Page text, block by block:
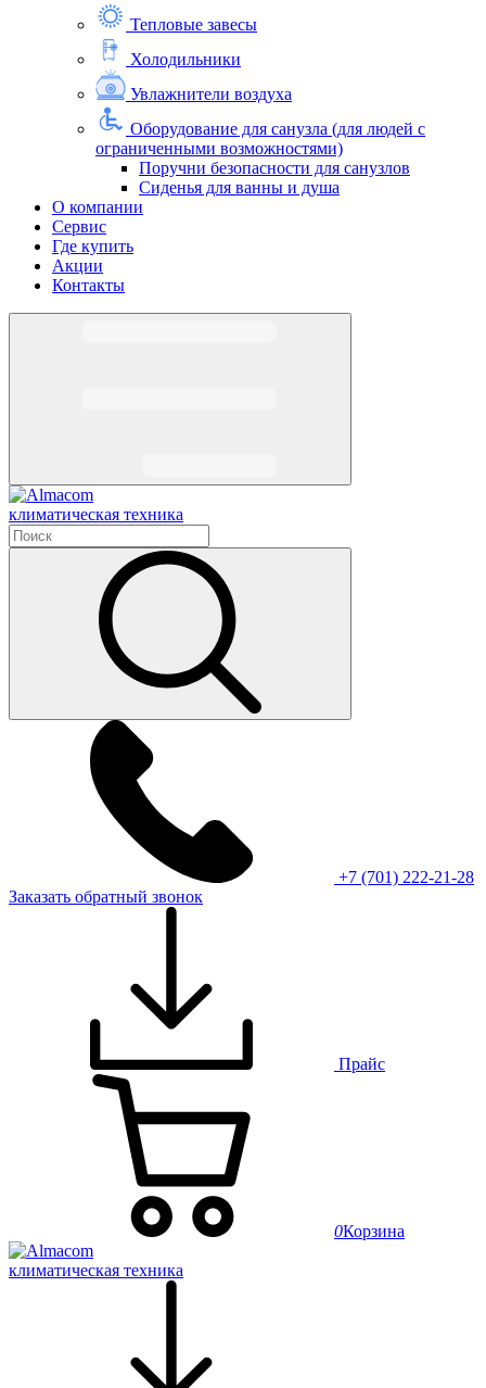
Тепловые завесы
Холодильники
Увлажнители воздуха
Оборудование для санузла (для людей с
ограниченными возможностями)
Поручни безопасности для санузлов
Сиденья для ванны и душа
О компании
Сервис
Где купить
Акции
Контакты
климатическая техника
+7 (701) 222-21-28
Заказать обратный звонок
Прайс
0Корзина
климатическая техника